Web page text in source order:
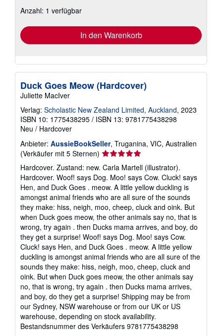
Versandkosten
Anzahl: 1 verfügbar
In den Warenkorb
Duck Goes Meow (Hardcover)
Juliette MacIver
Verlag: Scholastic New Zealand Limited, Auckland, 2023
ISBN 10: 1775438295 / ISBN 13: 9781775438298
Neu / Hardcover
Anbieter: AussieBookSeller, Truganina, VIC, Australien
(Verkäufer mit 5 Sternen) Verkäuferbewertung
5
von
5
Sternen
Hardcover. Zustand: new. Carla Martell (illustrator).
Hardcover. Woof! says Dog. Moo! says Cow. Cluck! says
Hen, and Duck Goes . meow. A little yellow duckling is
amongst animal friends who are all sure of the sounds
they make: hiss, neigh, moo, cheep, cluck and oink. But
when Duck goes meow, the other animals say no, that is
wrong, try again . then Ducks mama arrives, and boy, do
they get a surprise! Woof! says Dog. Moo! says Cow.
Cluck! says Hen, and Duck Goes . meow. A little yellow
duckling is amongst animal friends who are all sure of the
sounds they make: hiss, neigh, moo, cheep, cluck and
oink. But when Duck goes meow, the other animals say
no, that is wrong, try again . then Ducks mama arrives,
and boy, do they get a surprise! Shipping may be from
our Sydney, NSW warehouse or from our UK or US
warehouse, depending on stock availability.
Bestandsnummer des Verkäufers 9781775438298